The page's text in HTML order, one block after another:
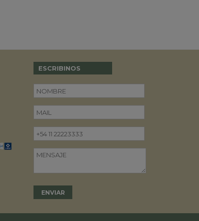
ESCRIBINOS